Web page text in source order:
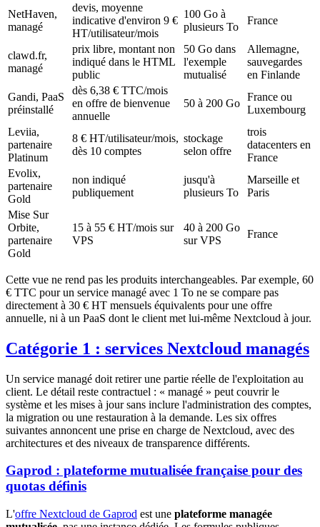
NetHaven,
managé
devis, moyenne
indicative d'environ 9 €
HT/utilisateur/mois
100 Go à
plusieurs To
France
clawd.fr,
managé
prix libre, montant non
indiqué dans le HTML
public
50 Go dans
l'exemple
mutualisé
Allemagne,
sauvegardes
en Finlande
Gandi, PaaS
préinstallé
dès 6,38 € TTC/mois
en offre de bienvenue
annuelle
50 à 200 Go
France ou
Luxembourg
Leviia,
partenaire
Platinum
8 € HT/utilisateur/mois,
dès 10 comptes
stockage
selon offre
trois
datacenters en
France
Evolix,
partenaire
Gold
non indiqué
publiquement
jusqu'à
plusieurs To
Marseille et
Paris
Mise Sur
Orbite,
partenaire
Gold
15 à 55 € HT/mois sur
VPS
40 à 200 Go
sur VPS
France
Cette vue ne rend pas les produits interchangeables. Par exemple, 60
€ TTC pour un service managé avec 1 To ne se compare pas
directement à 30 € HT mensuels équivalents pour une offre
annuelle, ni à un PaaS dont le client met lui-même Nextcloud à jour.
Catégorie 1 : services Nextcloud managés
Un service managé doit retirer une partie réelle de l'exploitation au
client. Le détail reste contractuel : « managé » peut couvrir le
système et les mises à jour sans inclure l'administration des comptes,
la migration ou une restauration à la demande. Les six offres
suivantes annoncent une prise en charge de Nextcloud, avec des
architectures et des niveaux de transparence différents.
Gaprod : plateforme mutualisée française pour des
quotas définis
L'offre Nextcloud de Gaprod est une plateforme managée